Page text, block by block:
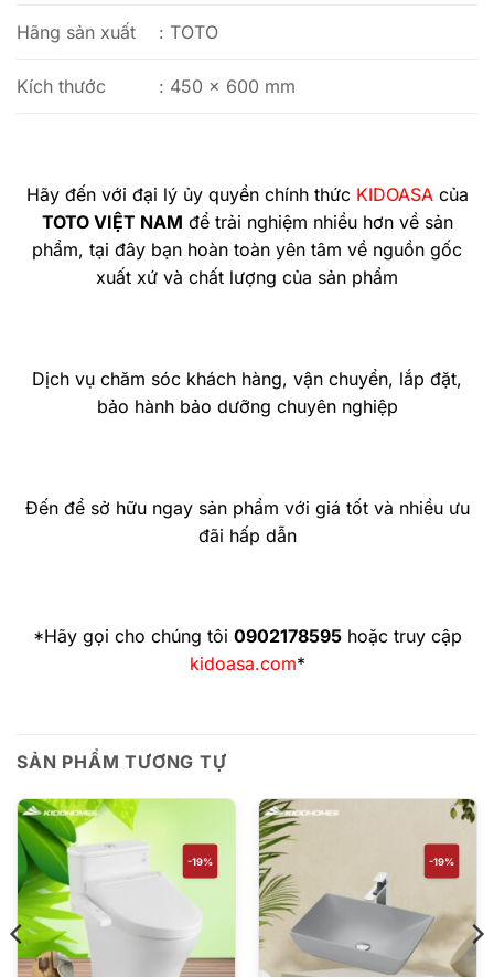
Hãng sản xuất : TOTO
Kích thước : 450 x 600 mm
Hãy đến với đại lý ủy quyền chính thức KIDOASAcủa
TOTO VIỆT NAM để trải nghiệm nhiều hơn về sản
phẩm, tại đây bạn hoàn toàn yên tâm về nguồn gốc
xuất xứ và chất lượng của sản phẩm
Dịch vụ chăm sóc khách hàng, vận chuyển, lắp đặt,
bảo hành bảo dưỡng chuyên nghiệp
Đến để sở hữu ngay sản phẩm với giá tốt và nhiều ưu
đãi hấp dẫn
*Hãy gọi cho chúng tôi 0902178595hoặc truy cập
kidoasa.com*
SẢN PHẨM TƯƠNG TỰ
-19% -19%